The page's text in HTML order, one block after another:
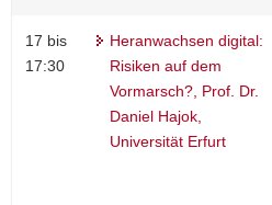
17 bis
17:30
Heranwachsen digital:
Risiken auf dem
Vormarsch?, Prof. Dr.
Daniel Hajok,
Universität Erfurt